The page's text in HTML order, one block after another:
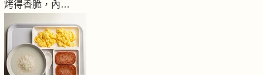
烤得香脆，內…